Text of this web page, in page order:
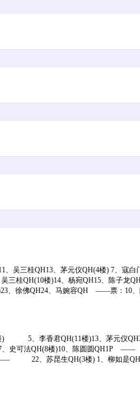
三桂QH13、茅元仪QH(4楼) 7、寇
桂QH(10楼)14、杨宛QH15、陈子龙
徐佛QH24、马婉容QH ——票：10、
) 5、李香君QH(11楼)13、茅
可法QH(8楼)10、陈圆圆
—— 22、苏昆生QH(3楼) 1、柳